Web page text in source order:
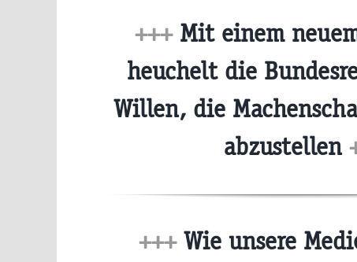
+++Mit einem
heuchelt die
Willen, die
abzustellen
+++Wie unsere